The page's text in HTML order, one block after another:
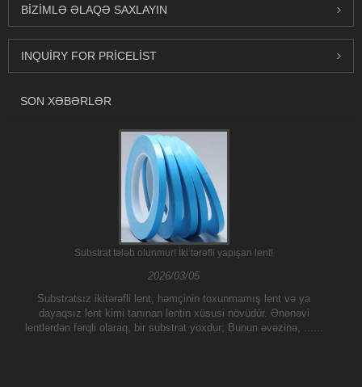
BIZIMLƏ ƏLAQƏ SAXLAYIN
INQUIRY FOR PRICELIST
SON XƏBƏRLƏR
Substrat tələb olunmur! İki tərəfli yapışan lent!
2026/03/05
Substratsız ikitərəfli lent, həmçinin toxunmamış lent və ya
dayaqsız lent kimi tanınan lentin xüsusi növüdür. Ənənəvi
lentlərdən fərqli olaraq, bir substrat yoxdur; Bunun əvəzinə, ......